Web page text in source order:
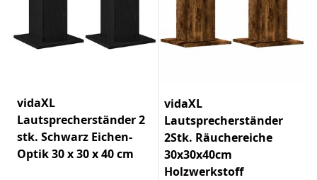
vidaXL
Lautsprecherständer 2
stk. Schwarz Eichen-
Optik 30 x 30 x 40 cm
vidaXL
Lautsprecherständer
2Stk. Räuchereiche
30x30x40cm
Holzwerkstoff